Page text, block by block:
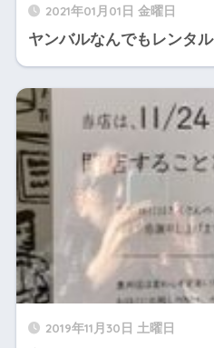
2021年01月01日 金曜日
ヤンバルなんでもレンタル
2019年11月30日 土曜日